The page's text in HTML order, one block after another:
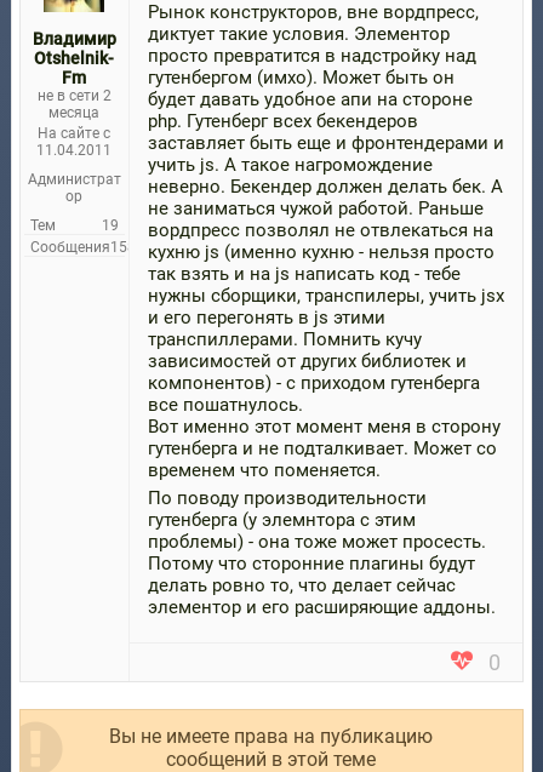
Владимир
Otshelnik-
Fm
не в сети 2
месяца
На сайте с
11.04.2011
Администрат
ор
Тем
19
Сообщения158
Рынок конструкторов, вне вордпресс,
диктует такие условия. Элементор
просто превратится в надстройку над
гутенбергом (имхо). Может быть он
будет давать удобное апи на стороне
php. Гутенберг всех бекендеров
заставляет быть еще и фронтендерами и
учить js. А такое нагромождение
неверно. Бекендер должен делать бек. А
не заниматься чужой работой. Раньше
вордпресс позволял не отвлекаться на
кухню js (именно кухню - нельзя просто
так взять и на js написать код - тебе
нужны сборщики, транспилеры, учить jsx
и его перегонять в js этими
транспиллерами. Помнить кучу
зависимостей от других библиотек и
компонентов) - с приходом гутенберга
все пошатнулось.
Вот именно этот момент меня в сторону
гутенберга и не подталкивает. Может со
временем что поменяется.
По поводу производительности
гутенберга (у элемнтора с этим
проблемы) - она тоже может просесть.
Потому что сторонние плагины будут
делать ровно то, что делает сейчас
элементор и его расширяющие аддоны.
0
Вы не имеете права на публикацию
сообщений в этой теме